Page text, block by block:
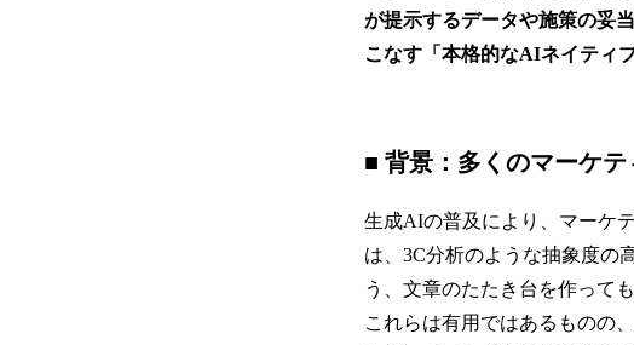
が提示するデータや施策の妥
こなす「本格的なAIネイティ
■ 背景：多くのマーケ
生成AIの普及により、マーケ
は、3C分析のような抽象度の
う、文章のたたき台を作って
これらは有用ではあるものの